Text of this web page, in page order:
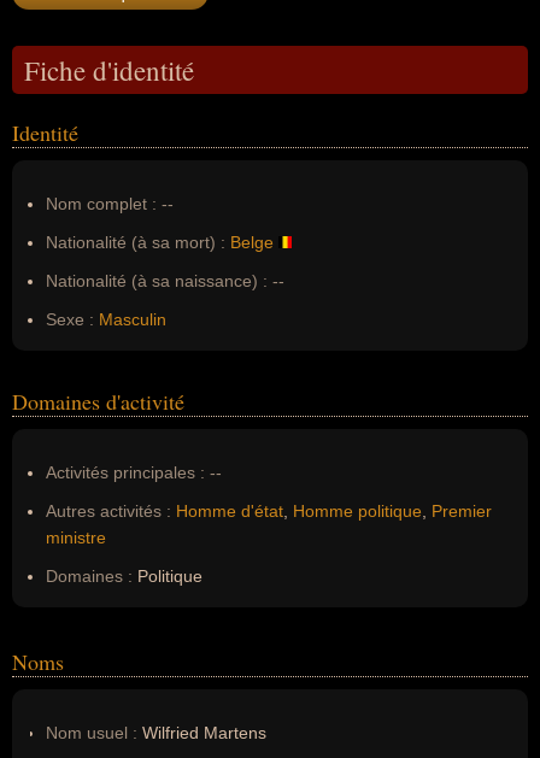
Fiche d'identité
Identité
Nom complet : --
Nationalité (à sa mort) : Belge
Nationalité (à sa naissance) : --
Sexe : Masculin
Domaines d'activité
Activités principales : --
Autres activités : Homme d'état Homme politique
Premier
ministre
Domaines : Politique
Noms
Nom usuel : Wilfried Martens